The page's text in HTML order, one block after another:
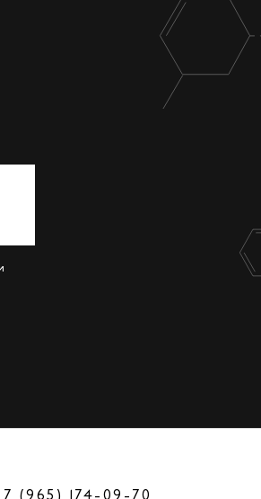
(965) 174-09-70